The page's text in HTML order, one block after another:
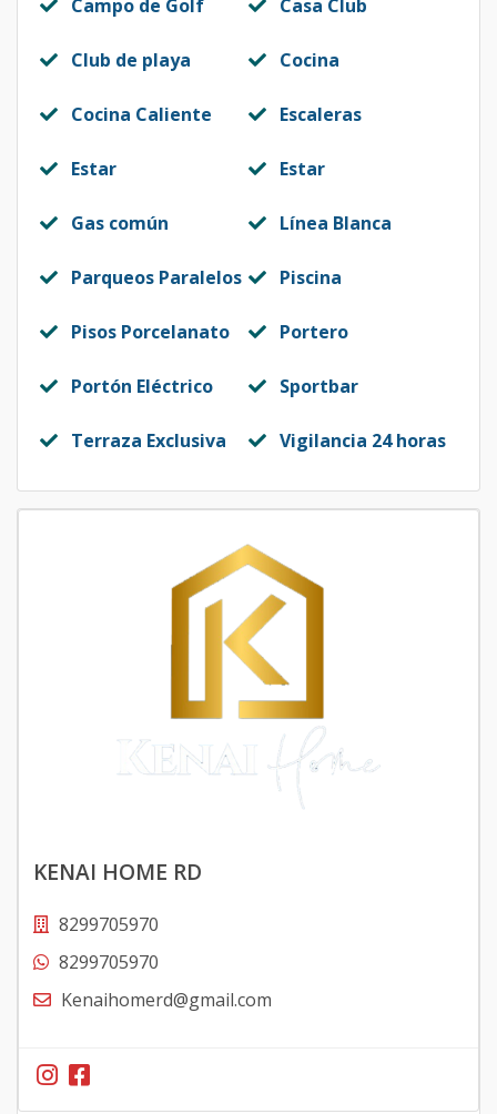
Campo de Golf Casa Club
Club de playa Cocina
Cocina Caliente Escaleras
Estar Estar
Gas común Línea Blanca
Parqueos Paralelos Piscina
Pisos Porcelanato Portero
Portón Eléctrico Sportbar
Terraza Exclusiva Vigilancia 24 horas
KENAI HOME RD
8299705970
8299705970
Kenaihomerd@gmail.com